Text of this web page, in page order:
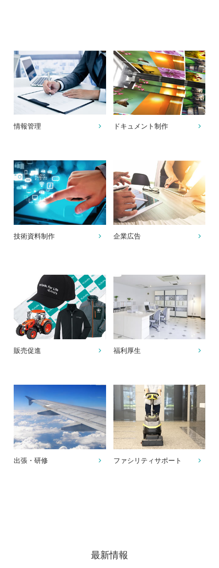
情報管理 ドキュメント制作
技術資料制作 企業広告
販売促進 福利厚生
出張・研修 ファシリティサポート
最新情報